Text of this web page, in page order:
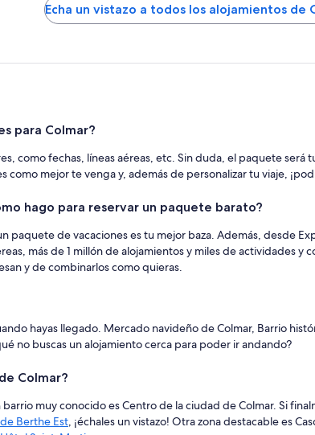
Echa un vistazo a todos los alojamientos de
para Colmar?
como fechas, líneas aéreas, etc. Sin duda, el paquete será
como mejor te venga y, además de personalizar tu viaje,
hago para reservar un paquete barato?
paquete de vacaciones es tu mejor baza. Además, desde
más de 1 millón de alojamientos y miles de actividades
y de combinarlos como quieras.
hayas llegado. Mercado navideño de Colmar, Barrio
no buscas un alojamiento cerca para poder ir andando?
Colmar?
muy conocido es Centro de la ciudad de Colmar. Si
Berthe Est, ¡échales un vistazo! Otra zona destacable es